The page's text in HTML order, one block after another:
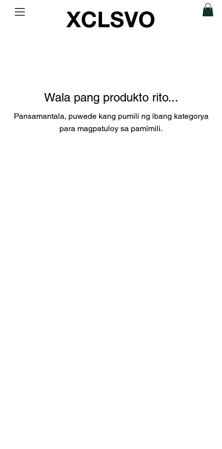
XCLSVO
Wala pang produkto rito...
Pansamantala, puwede kang pumili ng ibang kategorya
para magpatuloy sa pamimili.